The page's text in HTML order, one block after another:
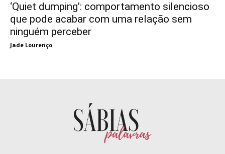
‘Quiet dumping’: comportamento silencioso
que pode acabar com uma relação sem
ninguém perceber
Jade Lourenço